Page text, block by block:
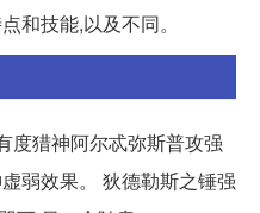
和技能,以及不同。
度猎神阿尔忒弥斯普攻强
弱效果。 狄德勒斯之锤强